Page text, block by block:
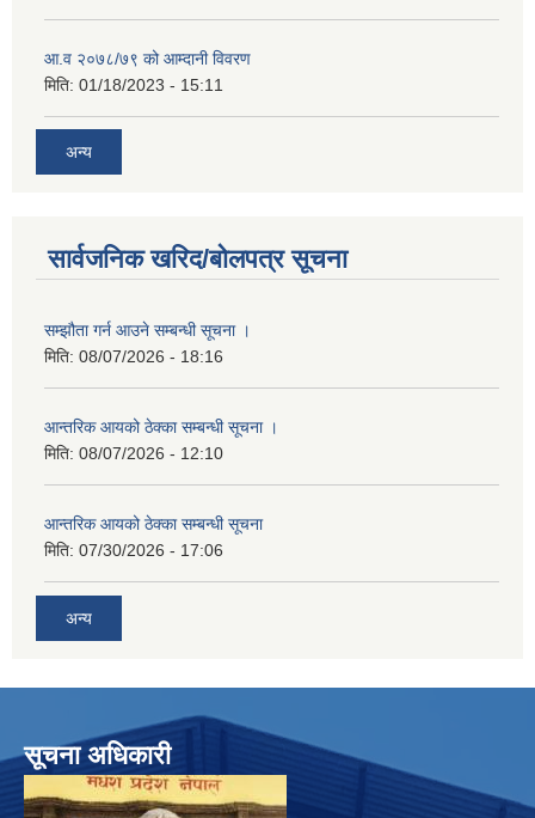
आ.व २०७८/७९ को आम्दानी विवरण
मिति: 01/18/2023 - 15:11
अन्य
सार्वजनिक खरिद/बोलपत्र सूचना
सम्झौता गर्न आउने सम्बन्धी सूचना ।
मिति: 08/07/2026 - 18:16
आन्तरिक आयको ठेक्का सम्बन्धी सूचना ।
मिति: 08/07/2026 - 12:10
आन्तरिक आयको ठेक्का सम्बन्धी सूचना
मिति: 07/30/2026 - 17:06
अन्य
सूचना अधिकारी